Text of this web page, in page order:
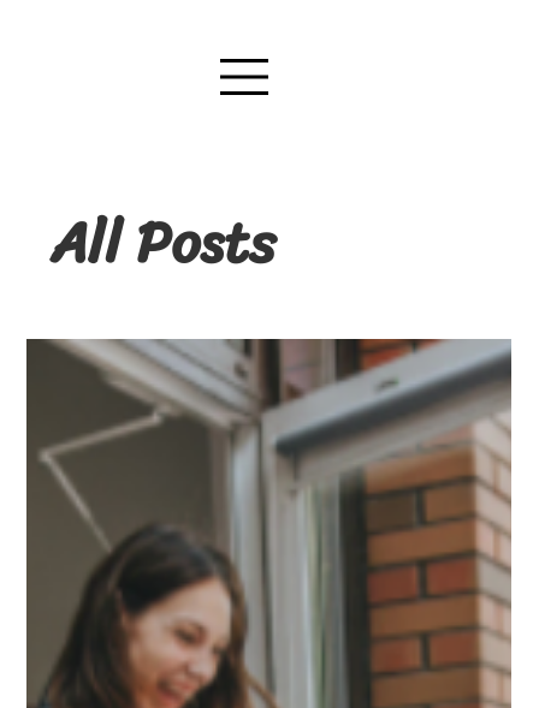
All Posts